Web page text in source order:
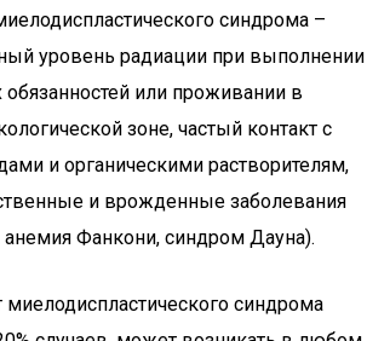
синдрома –
уровень радиации при выполнении
или проживании в
зоне, частый контакт с
и органическими растворителям,
и врожденные заболевания
Фанкони, синдром Дауна).
синдрома